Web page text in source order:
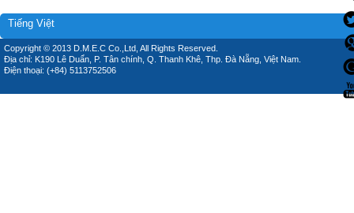
Tiếng Việt
Copyright © 2013 D.M.E.C Co.,Ltd, All Rights Reserved.
Địa chỉ: K190 Lê Duẩn, P. Tân chính, Q. Thanh Khê, Thp. Đà Nẵng, Việt Nam.
Điện thoại: (+84) 5113752506